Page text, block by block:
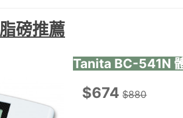
磅推薦
Tanita BC-541N
$674 $880